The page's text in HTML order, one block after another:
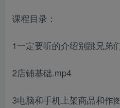
课程目录：
1一定要听的介绍别跳兄弟
2店铺基础.mp4
3电脑和手机上架商品和作